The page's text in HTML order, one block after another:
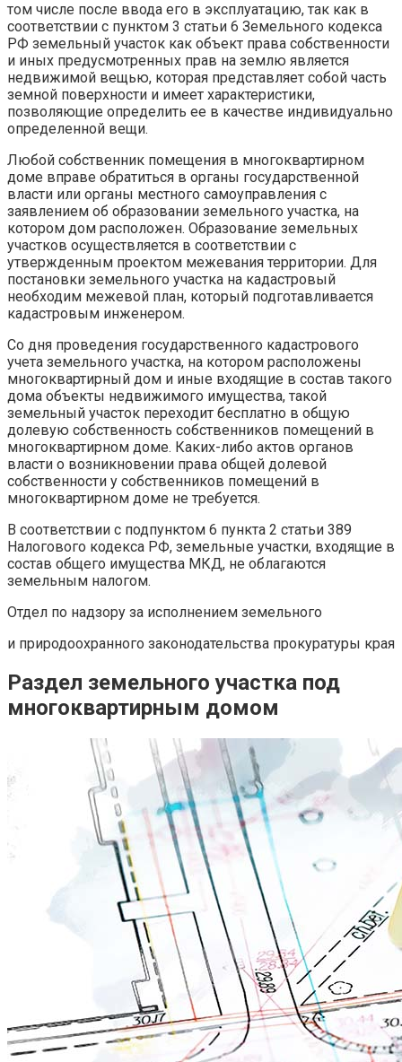
том числе после ввода его в эксплуатацию, так как в
соответствии с пунктом 3 статьи 6 Земельного кодекса
РФ земельный участок как объект права собственности
и иных предусмотренных прав на землю является
недвижимой вещью, которая представляет собой часть
земной поверхности и имеет характеристики,
позволяющие определить ее в качестве индивидуально
определенной вещи.
Любой собственник помещения в многоквартирном
доме вправе обратиться в органы государственной
власти или органы местного самоуправления с
заявлением об образовании земельного участка, на
котором дом расположен. Образование земельных
участков осуществляется в соответствии с
утвержденным проектом межевания территории. Для
постановки земельного участка на кадастровый
необходим межевой план, который подготавливается
кадастровым инженером.
Со дня проведения государственного кадастрового
учета земельного участка, на котором расположены
многоквартирный дом и иные входящие в состав такого
дома объекты недвижимого имущества, такой
земельный участок переходит бесплатно в общую
долевую собственность собственников помещений в
многоквартирном доме. Каких-либо актов органов
власти о возникновении права общей долевой
собственности у собственников помещений в
многоквартирном доме не требуется.
В соответствии с подпунктом 6 пункта 2 статьи 389
Налогового кодекса РФ, земельные участки, входящие в
состав общего имущества МКД, не облагаются
земельным налогом.
Отдел по надзору за исполнением земельного
и природоохранного законодательства прокуратуры края
Раздел земельного участка под
многоквартирным домом